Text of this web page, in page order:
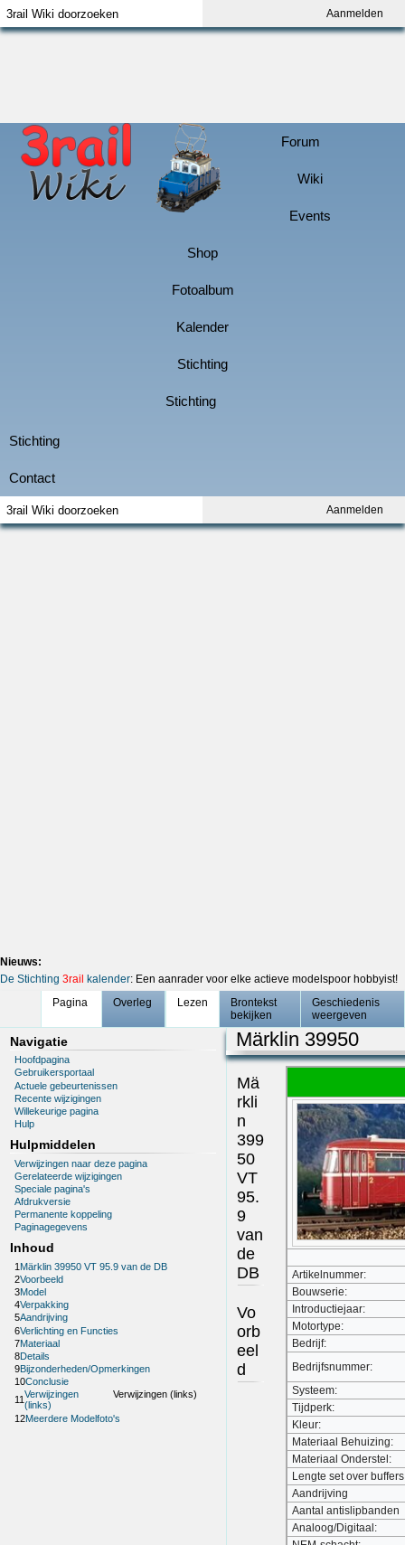
Aanmelden
Aanmelden
Nieuws:
De Stichting 3rail kalender: Een aanrader voor elke actieve modelspoor hobbyist!
Pagina
Overleg Lezen
Brontekst
bekijken
Geschiedenis
weergeven
Navigatie
Hoofdpagina
Gebruikersportaal
Actuele gebeurtenissen
Recente wijzigingen
Willekeurige pagina
Hulp
Hulpmiddelen
Verwijzingen naar deze pagina
Gerelateerde wijzigingen
Speciale pagina's
Afdrukversie
Permanente koppeling
Paginagegevens
Inhoud
1 Märklin 39950 VT 95.9 van de DB
2Voorbeeld
3Model
4Verpakking
5Aandrijving
6Verlichting en Functies
7Materiaal
8Details
9Bijzonderheden/Opmerkingen
10Conclusie
11Verwijzingen
(links)
Verwijzingen (links)
12Meerdere Modelfoto's
Märklin 39950
Artikelnummer:
Bouwserie:
Introductiejaar:
Motortype:
Bedrijf:
Bedrijfsnummer:
Systeem:
Tijdperk:
Kleur:
Materiaal Behuizing:
Materiaal Onderstel:
Lengte set over
Aandrijving
Aantal antislipbanden
Analoog/Digitaal:
Mä
rkli
n
399
50
VT
95.
9
van
de
DB
Vo
orb
eel
d